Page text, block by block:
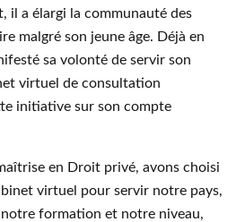
il a élargi la communauté des
malgré son jeune âge. Déjà en
sa volonté de servir son
virtuel de consultation
initiative sur son compte
en Droit privé, avons choisi
virtuel pour servir notre pays,
notre formation et notre niveau,